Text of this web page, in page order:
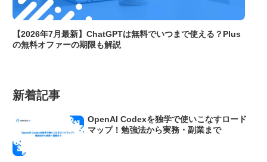
【2026年7月最新】ChatGPTは無料でいつまで使える？Plus
の無料オファーの期限も解説
新着記事
OpenAI Codexを独学で使いこなすロード
マップ！勉強法から実務・副業まで